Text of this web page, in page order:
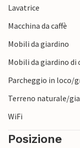
raggiungibili in auto.
saltate verso le
e un lago da pesca.
alloggio individuale
occidentale!
Lavatrice
Macchina da caffè
Mobili da giardino
Mobili da giardino di
Parcheggio in loco/
Terreno naturale/
WiFi
Posizione